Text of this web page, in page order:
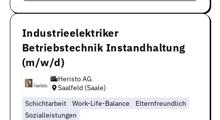
Industrieelektriker
Betriebstechnik Instandhaltung
(m/w/d)
Heristo AG
Saalfeld (Saale)
Schichtarbeit
Work-Life-Balance
Elternfreundlich
Sozialleistungen